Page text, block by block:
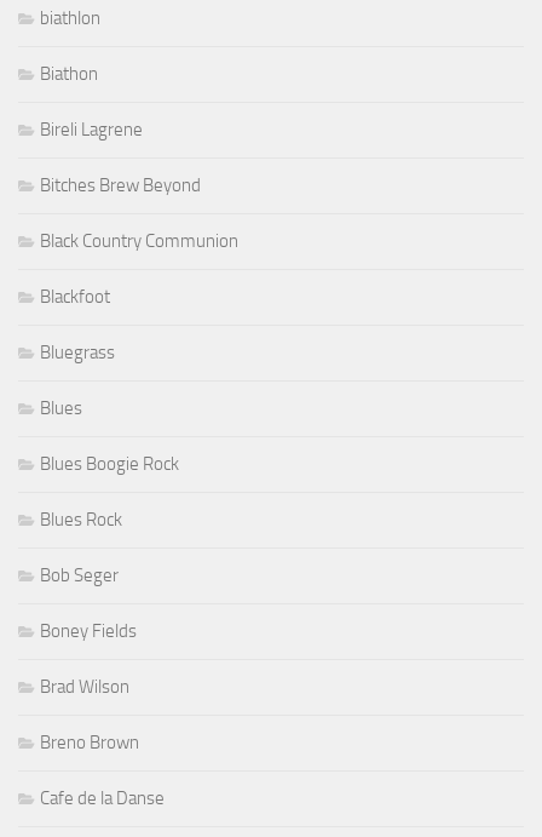
biathlon
Biathon
Bireli Lagrene
Bitches Brew Beyond
Black Country Communion
Blackfoot
Bluegrass
Blues
Blues Boogie Rock
Blues Rock
Bob Seger
Boney Fields
Brad Wilson
Breno Brown
Cafe de la Danse